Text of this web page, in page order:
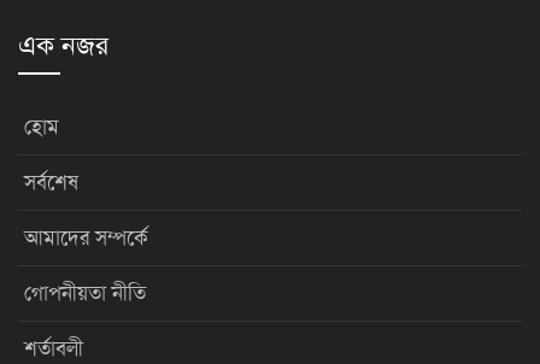
এক নজর
হোম
সর্বশেষ
আমাদের সম্পর্কে
গোপনীয়তা নীতি
শর্তাবলী